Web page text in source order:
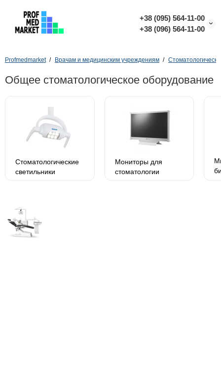
+38 (095) 564-11-00
+38 (096) 564-11-00
Profmedmarket Врачам и медицинским учреждениям
Общее стоматологическое оборудование
Стоматологические
светильники
Мониторы для
стоматологии